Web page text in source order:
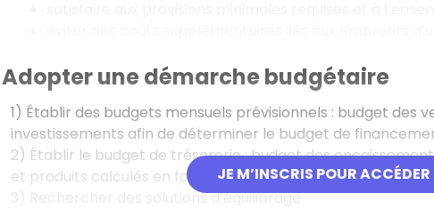
JE M’INSCRIS POUR
Adopter une démarche budgétaire
1) Établir des budgets mensuels prévisionnels : budget des
investissements afin de déterminer le budget de
2) Établir le budget de trésorerie : budget des
et produits calculés en fonction des dates de paiement)
3) Rechercher des solutions d’équilibrage